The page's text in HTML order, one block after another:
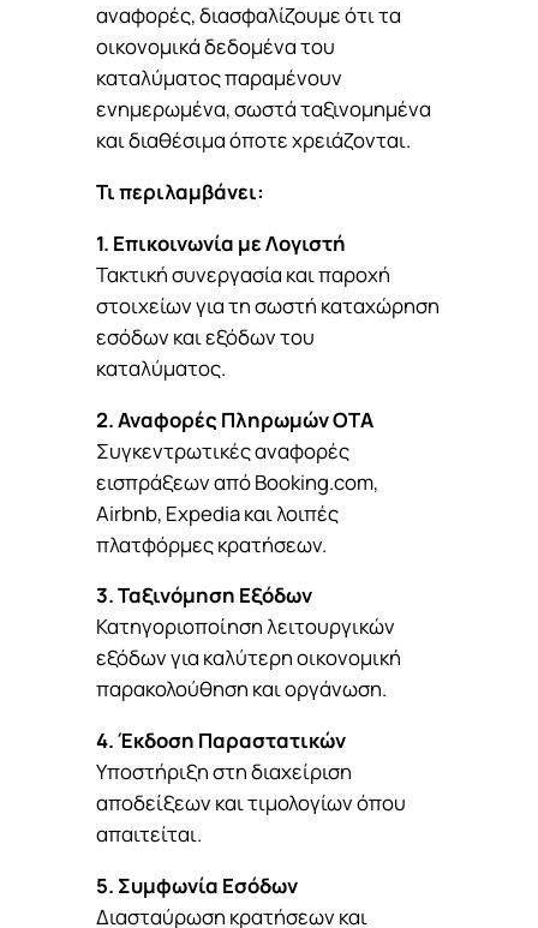
αναφορές, διασφαλίζουμε ότι τα
οικονομικά δεδομένα του
καταλύματος παραμένουν
ενημερωμένα, σωστά ταξινομημένα
και διαθέσιμα όποτε χρειάζονται.
Τι περιλαμβάνει:
1. Επικοινωνία με Λογιστή
Τακτική συνεργασία και παροχή
στοιχείων για τη σωστή καταχώρηση
εσόδων και εξόδων του
καταλύματος.
2. Αναφορές Πληρωμών OTA
Συγκεντρωτικές αναφορές
εισπράξεων από Booking.com,
Airbnb, Expedia και λοιπές
πλατφόρμες κρατήσεων.
3. Ταξινόμηση Εξόδων
Κατηγοριοποίηση λειτουργικών
εξόδων για καλύτερη οικονομική
παρακολούθηση και οργάνωση.
4. Έκδοση Παραστατικών
Υποστήριξη στη διαχείριση
αποδείξεων και τιμολογίων όπου
απαιτείται.
5. Συμφωνία Εσόδων
Διασταύρωση κρατήσεων και